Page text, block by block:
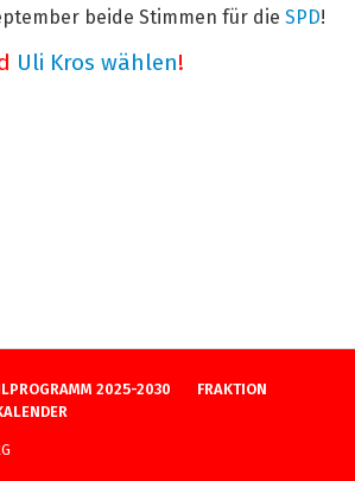
beide Stimmen für die SPD!
Uli Kros wählen!
2025-2030
FRAKTION